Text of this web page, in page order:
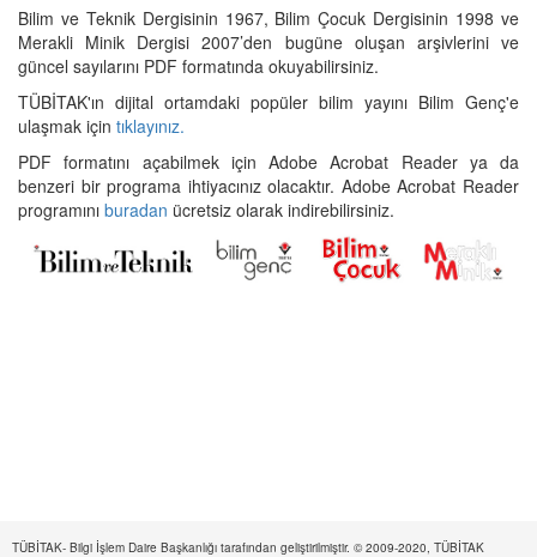
Bilim ve Teknik Dergisinin 1967, Bilim Çocuk Dergisinin 1998 ve
Merakli Minik Dergisi 2007’den bugüne oluşan arşivlerini ve
güncel sayılarını PDF formatında okuyabilirsiniz.
TÜBİTAK'ın dijital ortamdaki popüler bilim yayını Bilim Genç'e
ulaşmak için tıklayınız.
PDF formatını açabilmek için Adobe Acrobat Reader ya da
benzeri bir programa ihtiyacınız olacaktır. Adobe Acrobat Reader
programını buradan ücretsiz olarak indirebilirsiniz.
TÜBİTAK- Bilgi İşlem Daire Başkanlığı tarafından geliştirilmiştir. © 2009-2020, TÜBİTAK